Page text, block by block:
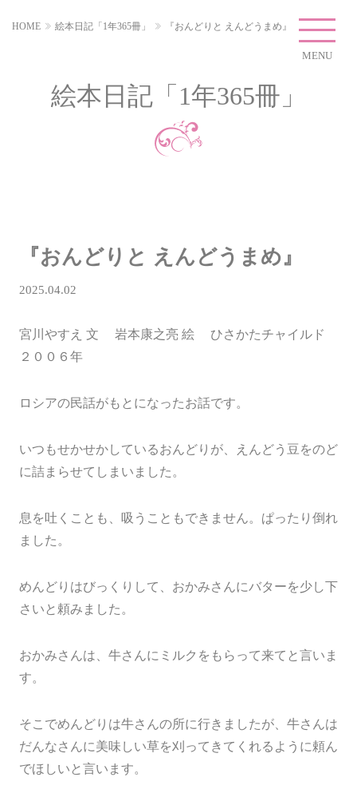
MENU
HOME 絵本日記「1年365冊」 『おんどりと えんどうまめ』
絵本日記「1年365冊」
『おんどりと えんどうまめ』
2025.04.02
宮川やすえ 文 岩本康之亮 絵 ひさかたチャイルド
２００６年
ロシアの民話がもとになったお話です。
いつもせかせかしているおんどりが、えんどう豆をのど
に詰まらせてしまいました。
息を吐くことも、吸うこともできません。ぱったり倒れ
ました。
めんどりはびっくりして、おかみさんにバターを少し下
さいと頼みました。
おかみさんは、牛さんにミルクをもらって来てと言いま
す。
そこでめんどりは牛さんの所に行きましたが、牛さんは
だんなさんに美味しい草を刈ってきてくれるように頼ん
でほしいと言います。